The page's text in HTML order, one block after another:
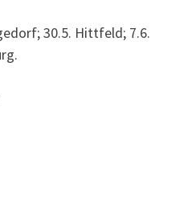
30.5. Hittfeld; 7.6.